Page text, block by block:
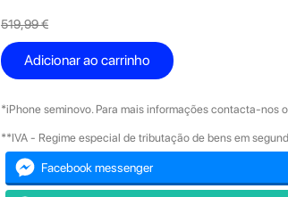
519,99 €
Adicionar ao carrinho
*iPhone seminovo. Para mais informações contacta-nos
**IVA - Regime especial de tributação de bens em
Facebook messenger